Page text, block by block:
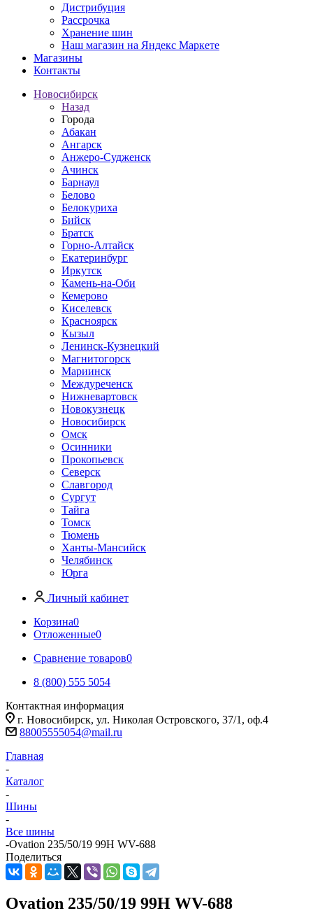
Дистрибуция
Рассрочка
Хранение шин
Наш магазин на Яндекс Маркете
Магазины
Контакты
Новосибирск
Назад
Города
Абакан
Ангарск
Анжеро-Судженск
Ачинск
Барнаул
Белово
Белокуриха
Бийск
Братск
Горно-Алтайск
Екатеринбург
Иркутск
Камень-на-Оби
Кемерово
Киселевск
Красноярск
Кызыл
Ленинск-Кузнецкий
Магнитогорск
Мариинск
Междуреченск
Нижневартовск
Новокузнецк
Новосибирск
Омск
Осинники
Прокопьевск
Северск
Славгород
Сургут
Тайга
Томск
Тюмень
Ханты-Мансийск
Челябинск
Юрга
Личный кабинет
Корзина0
Отложенные0
Сравнение товаров0
8 (800) 555 5054
Контактная информация
г. Новосибирск, ул. Николая Островского, 37/1, оф.4
88005555054@mail.ru
Главная
-
Каталог
-
Шины
-
Все шины
-Ovation 235/50/19 99H WV-688
Поделиться
Ovation 235/50/19 99H WV-688